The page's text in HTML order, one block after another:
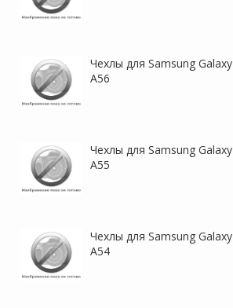
Чехлы для Samsung Galaxy
A56
Чехлы для Samsung Galaxy
A55
Чехлы для Samsung Galaxy
A54